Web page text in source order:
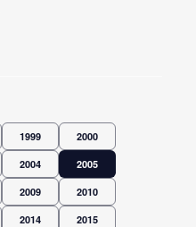
1999 2000
2004 2005
2009 2010
2014 2015